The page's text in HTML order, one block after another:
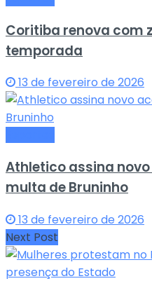
Coritiba renova com
temporada
13 de fevereiro de 2026
Athletico assina
multa de Bruninho
13 de fevereiro de 2026
Next Post